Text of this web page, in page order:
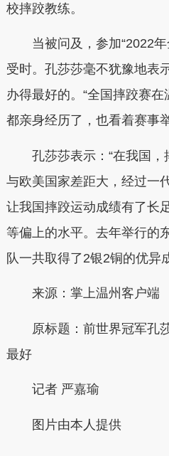
校摔跤教练。
当被问及，参加“2022
受时。孔莎莎毫不犹豫地表
办得最好的。“全国摔跤赛
都亲身经历了，也看着赛事
孔莎莎表示：“在我国
与欧美国家差距大，经过一
让我国摔跤运动成绩有了长
等偏上的水平。去年举行的
队一共取得了2银2铜的优异
来源：掌上温州客户端
原标题：前世界冠军孔
最好
记者 严嘉瑜
图片由本人提供